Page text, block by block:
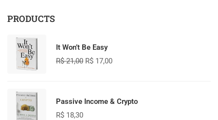
PRODUCTS
It Won’t Be Easy
R$21,00 R$ 17,00
Passive Income & Crypto
R$ 18,30